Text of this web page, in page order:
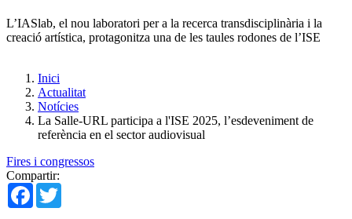
L’IASlab, el nou laboratori per a la recerca transdisciplinària i la
creació artística, protagonitza una de les taules rodones de l’ISE
Inici
Actualitat
Notícies
La Salle-URL participa a l'ISE 2025, l’esdeveniment de
referència en el sector audiovisual
Fires i congressos
Compartir:
Facebook